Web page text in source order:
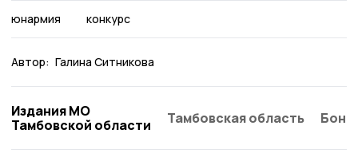
юнармия конкурс
Автор: Галина Ситникова
Издания МО
Тамбовской области
Тамбовская область